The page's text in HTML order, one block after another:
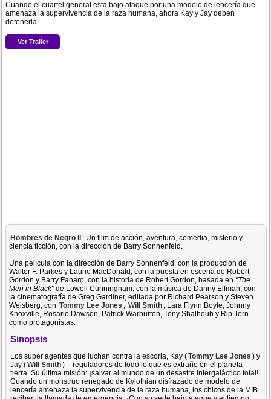
Cuando el cuartel general esta bajo ataque por una modelo de lencería que
amenaza la supervivencia de la raza humana, ahora Kay y Jay deben
detenerla.
Ver Trailer
Hombres de Negro II
: Un film de acción, aventura, comedia, misterio y
ciencia ficción, con la dirección de Barry Sonnenfeld.
Una película con la dirección de Barry Sonnenfeld, con la producción de
Walter F. Parkes y Laurie MacDonald, con la puesta en escena de Robert
Gordon y Barry Fanaro, con la historia de Robert Gordon, basada en "The
Men in Black"de Lowell Cunningham, con la música de Danny Elfman, con
la cinematografía de Greg Gardiner, editada por Richard Pearson y Steven
Weisberg, con Tommy Lee Jones , Will Smith , Lara Flynn Boyle, Johnny
Knoxville, Rosario Dawson, Patrick Warburton, Tony Shalhoub y Rip Torn
como protagonistas.
Sinopsis
Los super agentes que luchan contra la escoria, Kay (Tommy Lee Jones ) y
Jay (Will Smith) – reguladores de todo lo que es extraño en el planeta
tierra. Su última misión: ¡salvar al mundo de un desastre intergaláctico total!
Cuando un monstruo renegado de Kylothian disfrazado de modelo de
lencería amenaza la supervivencia de la raza humana, los chicos de la MIB